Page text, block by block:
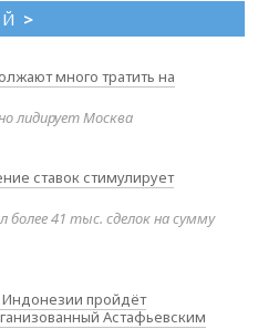
>
много тратить на
лидирует Москва
ставок стимулирует
более 41 тыс. сделок на сумму
пройдёт
Астафьевским